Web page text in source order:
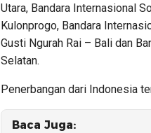
Utara, Bandara Internasional
Kulonprogo, Bandara
Gusti Ngurah Rai – Bali dan
Selatan.
Penerbangan dari Indonesia
Baca Juga: